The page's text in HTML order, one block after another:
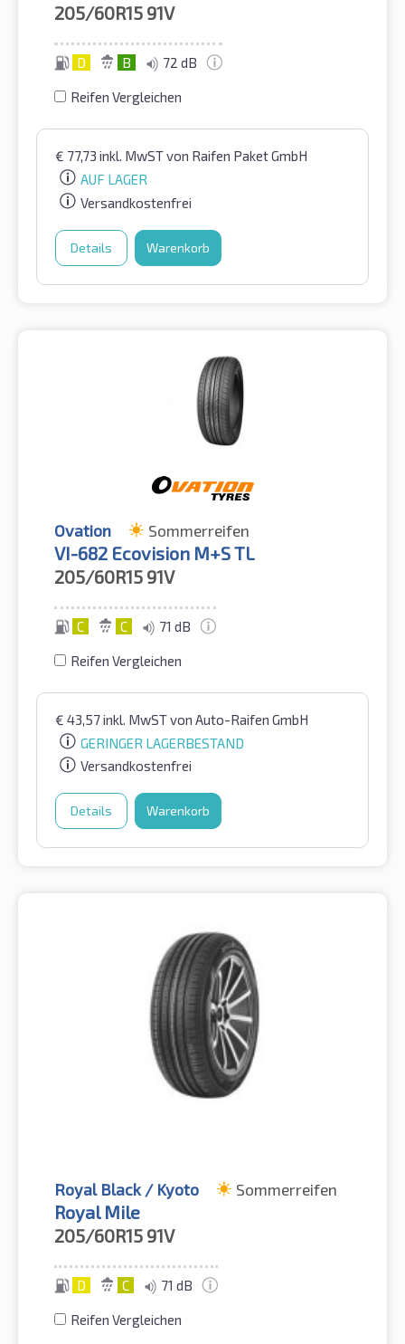
205/60R15 91V
D B 72 dB
Reifen Vergleichen
€ 77,73 inkl. MwSTvon Raifen Paket GmbH
AUF LAGER
Versandkostenfrei
Details Warenkorb
Ovation Sommerreifen
VI-682 Ecovision M+S TL
205/60R15 91V
C C 71 dB
Reifen Vergleichen
€ 43,57inkl. MwSTvon Auto-Raifen GmbH
GERINGER LAGERBESTAND
Versandkostenfrei
Details Warenkorb
Royal Black / Kyoto Sommerreifen
Royal Mile
205/60R15 91V
D C 71 dB
Reifen Vergleichen